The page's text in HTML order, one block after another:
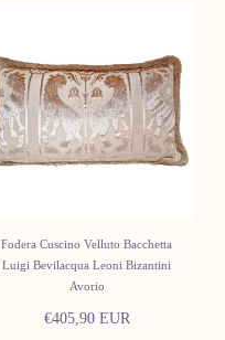
Fodera Cuscino Velluto Bacchetta
Luigi Bevilacqua Leoni Bizantini
Avorio
Prezzo
€405,90 EUR